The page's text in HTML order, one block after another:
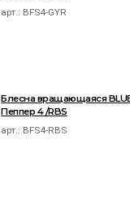
арт.: BFS4-GYR
Блесна вращающаяся
Пеппер 4 /RBS
арт.: BFS4-RBS